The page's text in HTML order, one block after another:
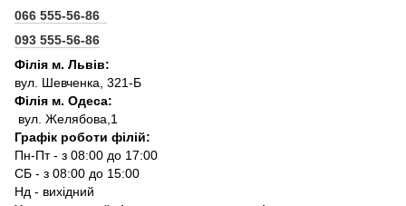
066 555-56-86
093 555-56-86
Філія м. Львів:
вул. Шевченка, 321-Б
Філія м. Одеса:
вул. Желябова,1
Графік роботи філій:
Пн-Пт - з 08:00 до 17:00
СБ - з 08:00 до 15:00
Нд - вихідний